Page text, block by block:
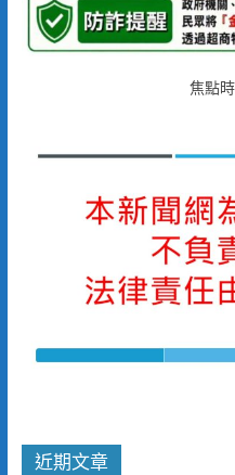
焦點
近期文章